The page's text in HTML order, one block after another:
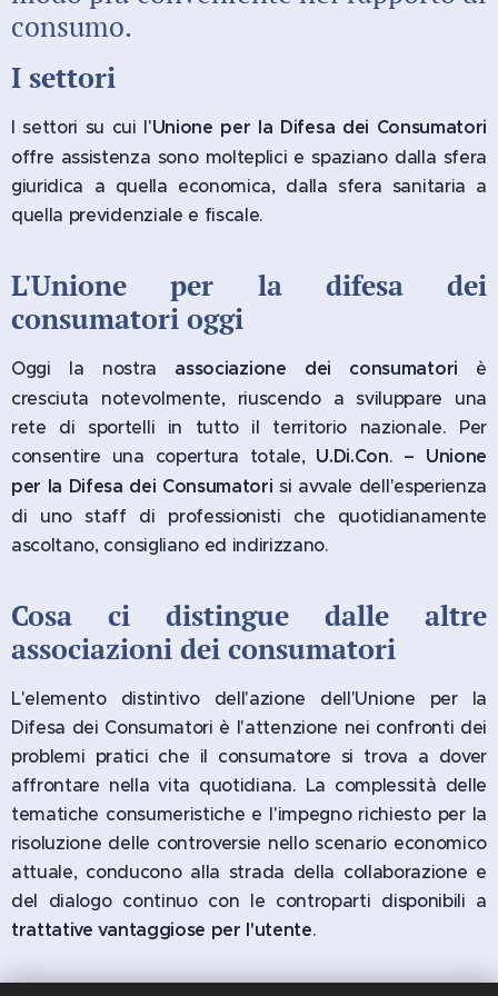
consumo.
I settori
I settori su cui l'Unione per la Difesa dei Consumatori
offre assistenza sono molteplici e spaziano dalla sfera
giuridica a quella economica, dalla sfera sanitaria a
quella previdenziale e fiscale.
L'Unione per la difesa dei
consumatori oggi
Oggi la nostra associazione dei consumatori è
cresciuta notevolmente, riuscendo a sviluppare una
rete di sportelli in tutto il territorio nazionale. Per
consentire una copertura totale, U.Di.Con. – Unione
per la Difesa dei Consumatori si avvale dell'esperienza
di uno staff di professionisti che quotidianamente
ascoltano, consigliano ed indirizzano.
Cosa ci distingue dalle altre
associazioni dei consumatori
L'elemento distintivo dell'azione dell'Unione per la
Difesa dei Consumatori è l'attenzione nei confronti dei
problemi pratici che il consumatore si trova a dover
affrontare nella vita quotidiana. La complessità delle
tematiche consumeristiche e l'impegno richiesto per la
risoluzione delle controversie nello scenario economico
attuale, conducono alla strada della collaborazione e
del dialogo continuo con le controparti disponibili a
trattative vantaggiose per l'utente.